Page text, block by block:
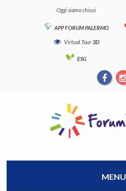
Oggi siamo chiusi
APP FORUM PALERMO
Virtual Tour3D
ESG
MENU